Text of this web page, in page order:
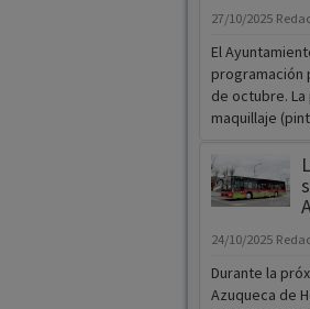
27/10/2025
El
programación
de octubre.
maquillaje
24/10/2025
Durante la
Azuqueca de